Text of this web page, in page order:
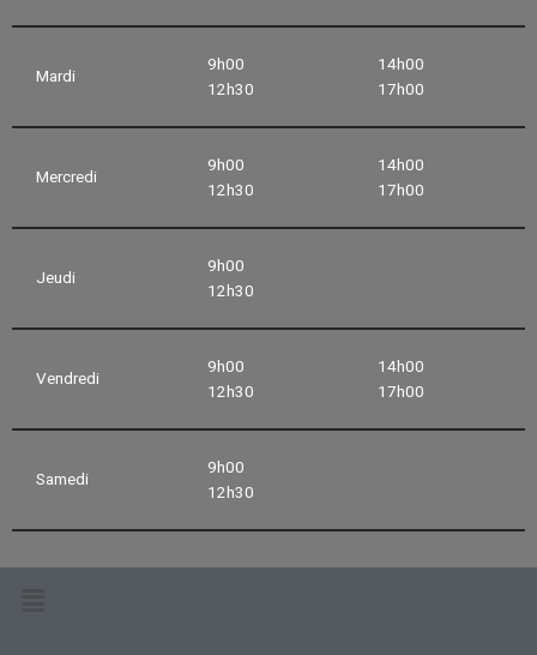
Mardi
9h00
12h30
14h00
17h00
Mercredi
9h00
12h30
14h00
17h00
Jeudi
9h00
12h30
Vendredi
9h00
12h30
14h00
17h00
Samedi
9h00
12h30